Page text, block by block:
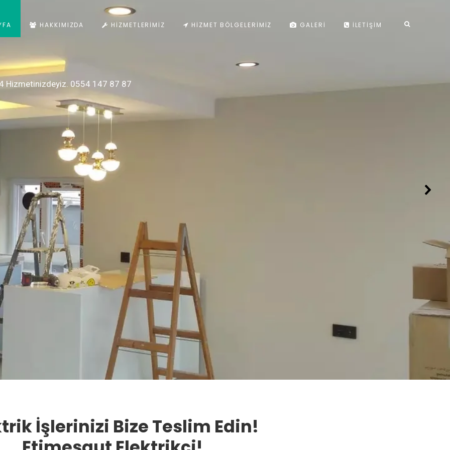
HAKKIMIZDA HIZMETLERIMIZ HIZMET BÖLGELERIMIZ GALERI İLETIŞIM
Hizmetinizdeyiz. 0554 147 87 87
İşlerinizi Bize Teslim Edin!